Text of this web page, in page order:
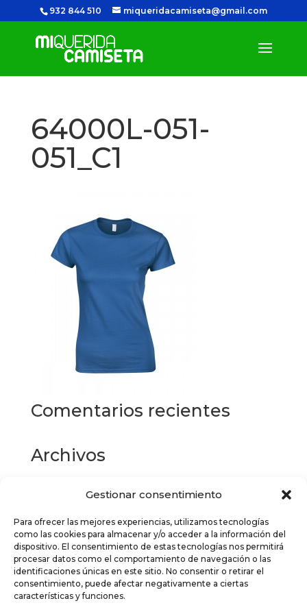
Gestionar consentimiento
Para ofrecer las mejores experiencias, utilizamos tecnologías
como las cookies para almacenar y/o acceder a la información del
dispositivo. El consentimiento de estas tecnologías nos permitirá
procesar datos como el comportamiento de navegación o las
identificaciones únicas en este sitio. No consentir o retirar el
consentimiento, puede afectar negativamente a ciertas
características y funciones.
932 844 510 miqueridacamiseta@gmail.com
64000L-051-
051_C1
Comentarios recientes
Archivos
Categorías
No hay categorías
Meta
Acceder
Feed de entradas